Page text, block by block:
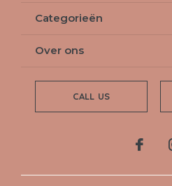
Categorieën
Over ons
CALL US